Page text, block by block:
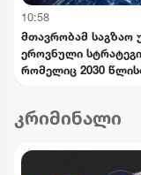
10:58
მთავრობამ საგზაო
ეროვნული
რომელიც 2030
ითვალისწინებს
კრიმინალი